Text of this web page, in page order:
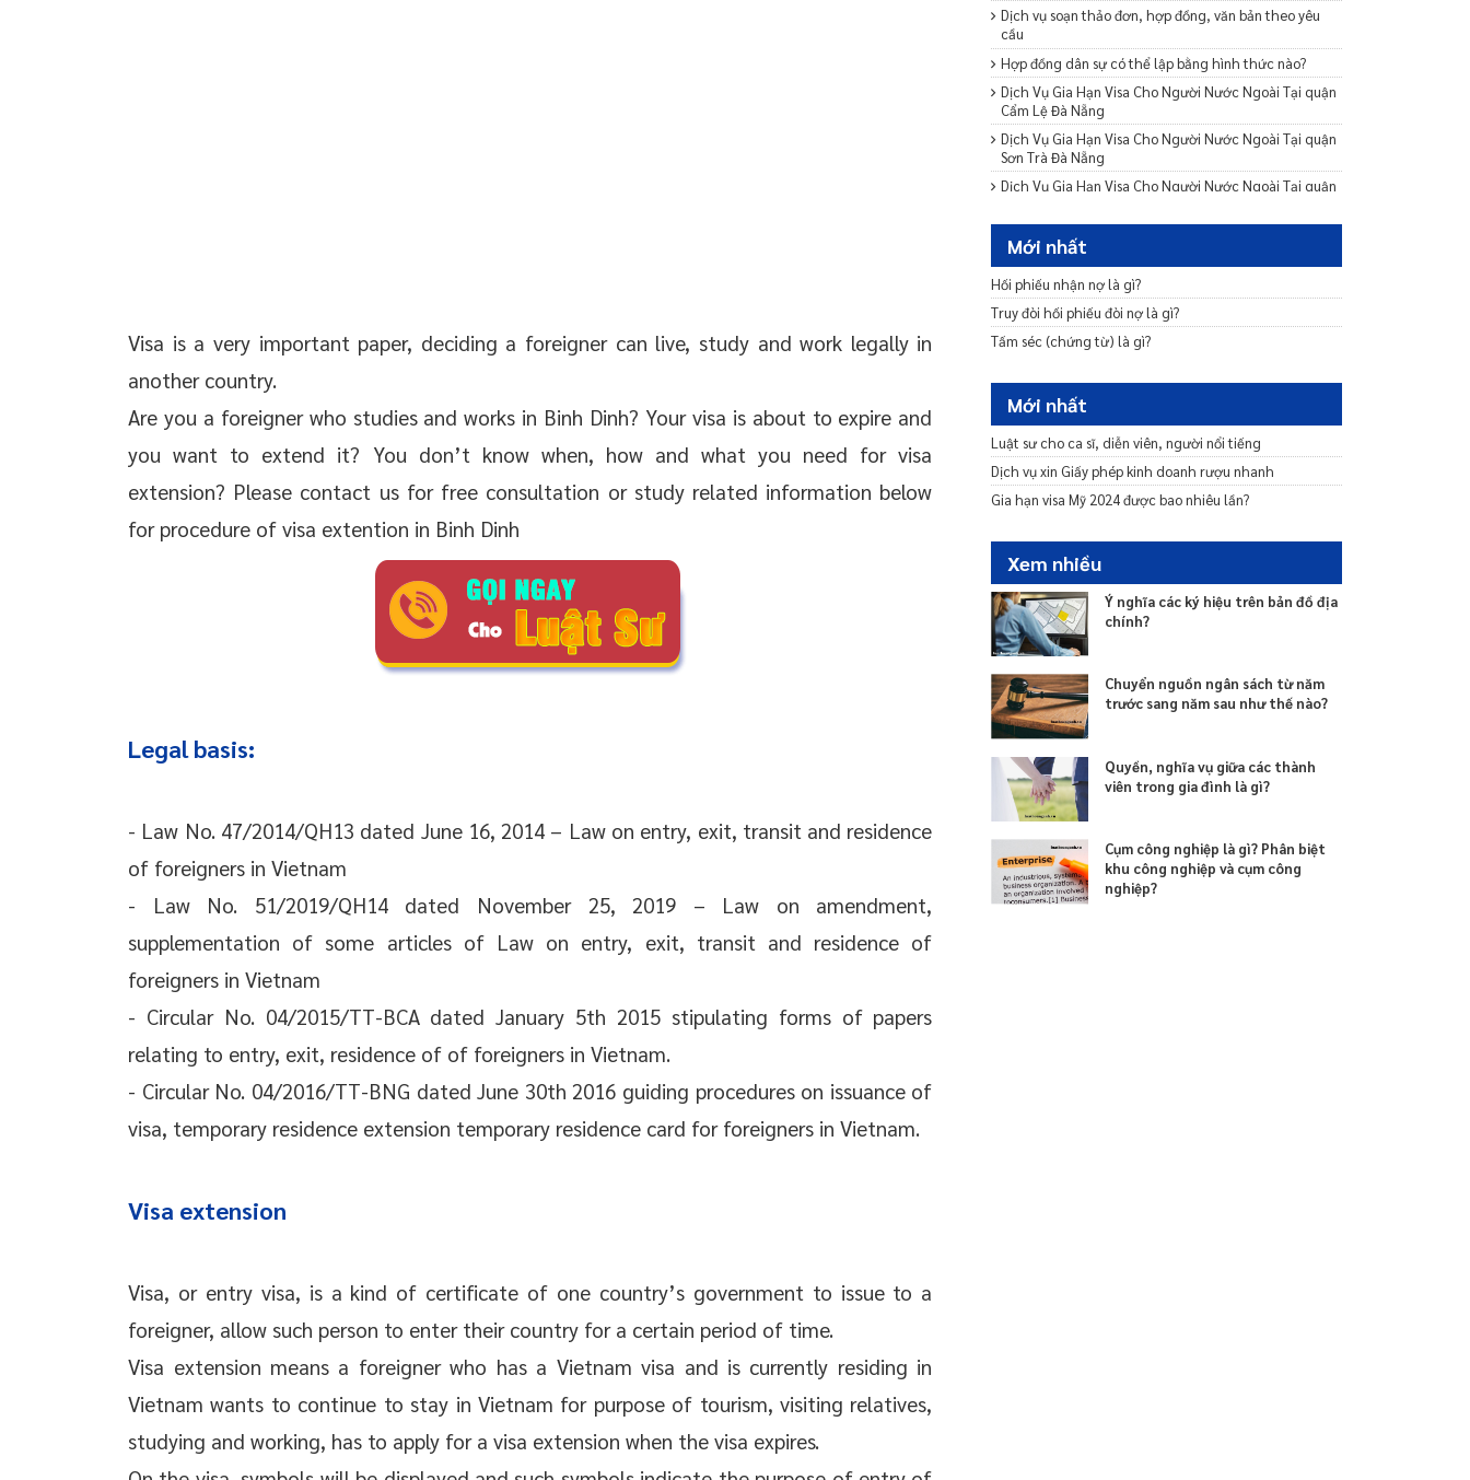
Visa is a very important paper, deciding a foreigner can live, study and work legally in
another country.
Are you a foreigner who studies and works in Binh Dinh? Your visa is about to expire and
you want to extend it? You don’t know when, how and what you need for visa
extension? Please contact us for free consultation or study related information below
for procedure of visa extention in Binh Dinh
Legal basis:
- Law No. 47/2014/QH13 dated June 16, 2014 – Law on entry, exit, transit and residence
of foreigners in Vietnam
- Law No. 51/2019/QH14 dated November 25, 2019 – Law on amendment,
supplementation of some articles of Law on entry, exit, transit and residence of
foreigners in Vietnam
- Circular No. 04/2015/TT-BCA dated January 5th 2015 stipulating forms of papers
relating to entry, exit, residence of of foreigners in Vietnam.
- Circular No. 04/2016/TT-BNG dated June 30th 2016 guiding procedures on issuance of
visa, temporary residence extension temporary residence card for foreigners in Vietnam.
Visa extension
Visa, or entry visa, is a kind of certificate of one country’s government to issue to a
foreigner, allow such person to enter their country for a certain period of time.
Visa extension means a foreigner who has a Vietnam visa and is currently residing in
Vietnam wants to continue to stay in Vietnam for purpose of tourism, visiting relatives,
studying and working, has to apply for a visa extension when the visa expires.
Dịch vụ soạn thảo đơn, hợp đồng, văn bản theo yêu
cầu
Hợp đồng dân sự có thể lập bằng hình thức nào?
Dịch Vụ Gia Hạn Visa Cho Người Nước Ngoài Tại quận
Cẩm Lệ Đà Nẵng
Dịch Vụ Gia Hạn Visa Cho Người Nước Ngoài Tại quận
Sơn Trà Đà Nẵng
Dịch Vụ Gia Hạn Visa Cho Người Nước Ngoài Tại quận
huyện Phong Điền Cần Thơ
Dịch Vụ Gia Hạn Visa Cho Người Nước Ngoài Tại
huyện Cờ Đỏ Cần Thơ
Dịch Vụ Gia Hạn Visa Cho Người Nước Ngoài Tại
huyện Vĩnh Thạnh Cần Thơ
Thốt Nốt Cần Thơ
Phí gia hạn visa mỹ hết bao nhiêu tiền? Mất bao lâu?
Dịch Vụ Gia Hạn Visa Cho Người Nước Ngoài Tại quận
Cái Răng Cần Thơ
Cách gia hạn visa Mỹ online mới nhất hiện nay?
Mới nhất
Hối phiếu nhận nợ là gì?
Truy đòi hối phiếu đòi nợ là gì?
Tấm séc (chứng từ) là gì?
Mới nhất
Luật sư cho ca sĩ, diễn viên, người nổi tiếng
Dịch vụ xin Giấy phép kinh doanh rượu nhanh
Gia hạn visa Mỹ 2024 được bao nhiêu lần?
Xem nhiều
Ý nghĩa các ký hiệu trên bản đồ địa
chính?
Chuyển nguồn ngân sách từ năm
trước sang năm sau như thế nào?
Quyền, nghĩa vụ giữa các thành
viên trong gia đình là gì?
Cụm công nghiệp là gì? Phân biệt
khu công nghiệp và cụm công
nghiệp?